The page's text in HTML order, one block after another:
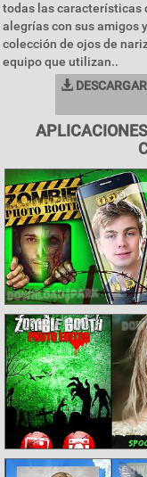
todas las características
alegrías con sus amigos
colección de ojos de
equipo que utilizan..